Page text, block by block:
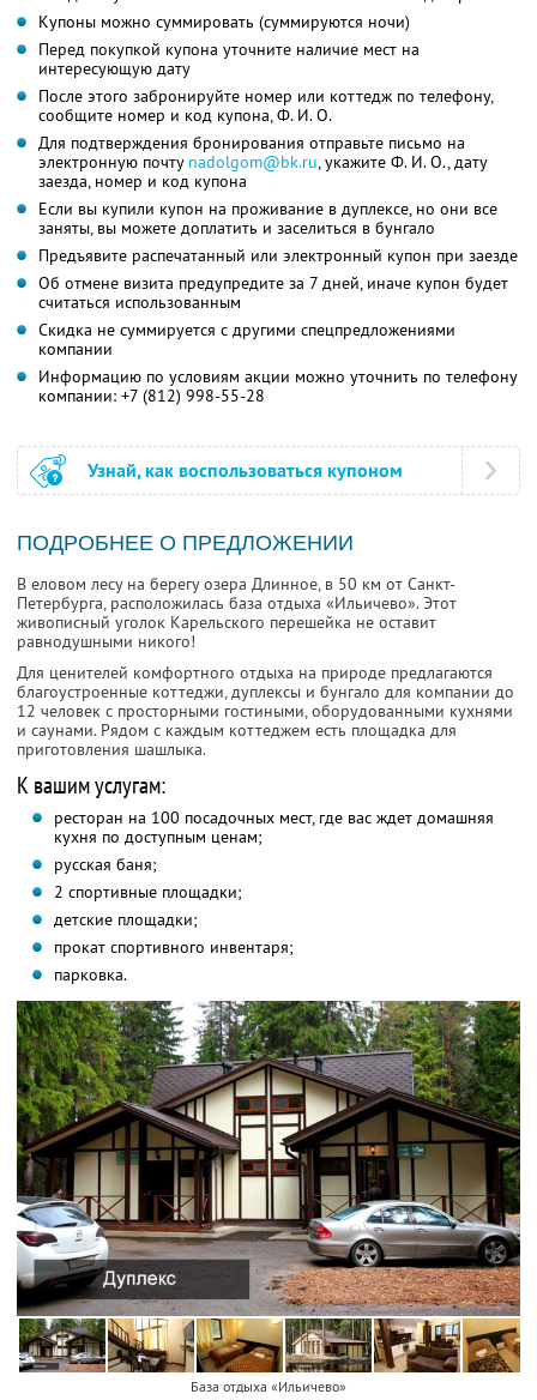
Купоны можно суммировать (суммируются ночи)
Перед покупкой купона уточните наличие мест на
интересующую дату
После этого забронируйте номер или коттедж по телефону,
сообщите номер и код купона,Ф. И. О.
Для подтверждения бронирования отправьте письмо на
электронную почту nadolgom@bk.ru,укажите Ф. И. О.,дату
заезда, номер и код купона
Если вы купили купон на проживание в дуплексе, но они все
заняты, вы можете доплатить и заселиться в бунгало
Предъявите распечатанный или электронный купон при заезде
Об отмене визита предупредите за 7 дней, иначе купон будет
считаться использованным
Скидка не суммируется с другими спецпредложениями
компании
Информацию по условиям акции можно уточнить по телефону
компании: +7 (812) 998-55-28
Узнай, как воспользоваться купоном
ПОДРОБНЕЕ О ПРЕДЛОЖЕНИИ
В еловом лесу на берегу озера Длинное, в 50 км от Санкт-
Петербурга, расположилась база отдыха «Ильичево». Этот
живописный уголок Карельского перешейка не оставит
равнодушными никого!
Для ценителей комфортного отдыха на природе предлагаются
благоустроенные коттеджи, дуплексы и бунгало для компании до
12 человек с просторными гостиными, оборудованными кухнями
и саунами. Рядом с каждым коттеджем есть площадка для
приготовления шашлыка.
К вашим услугам:
ресторан на 100 посадочных мест, где вас ждет домашняя
кухня по доступным ценам;
русская баня;
2 спортивные площадки;
детские площадки;
прокат спортивного инвентаря;
парковка.
База отдыха «Ильичево»